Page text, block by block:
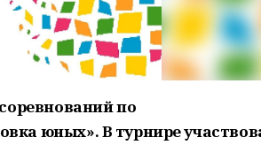
по
юных». В турнире